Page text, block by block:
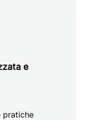
e
pratiche